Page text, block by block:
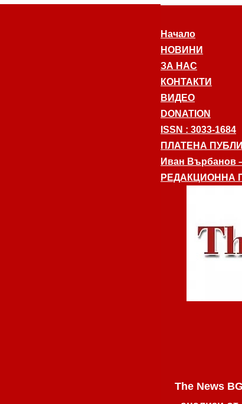
Начало
НОВИНИ
ЗА НАС
КОНТАКТИ
ВИДЕО
DONATION
ISSN : 3033-1684
ПЛАТЕНА
Иван Върбанов
РЕДАКЦИОННА
The News